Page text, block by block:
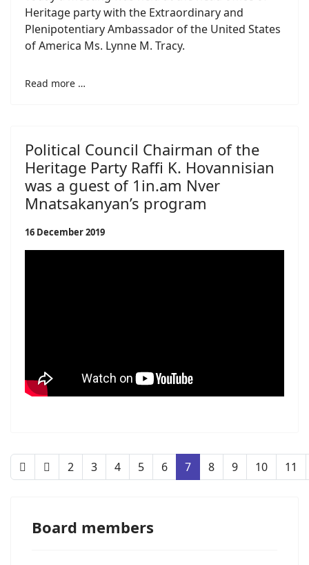
Heritage party with the Extraordinary and
Plenipotentiary Ambassador of the United States
of America Ms. Lynne M. Tracy.
Read more …
Political Council Chairman of the
Heritage Party Raffi K. Hovannisian
was a guest of 1in.am Nver
Mnatsakanyan’s program
16 December 2019
2 3 4 5 6 7 8 9 10 11
Board members